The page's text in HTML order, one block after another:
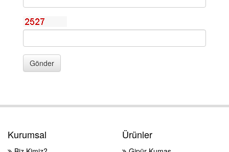
Gönder
Kurumsal Ürünler